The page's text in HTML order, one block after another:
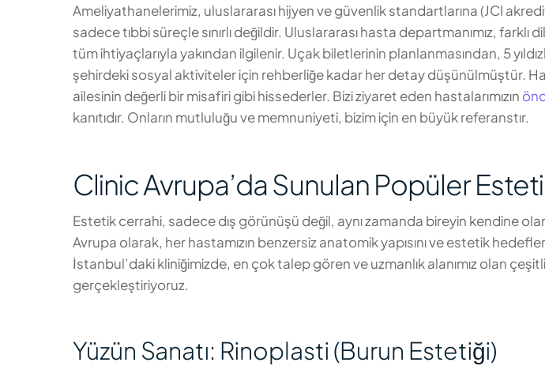
Ameliyathanelerimiz, uluslararası hijyen ve güvenlik standartlarına (JCI
sadece tıbbi süreçle sınırlı değildir. Uluslararası hasta departmanımız,
tüm ihtiyaçlarıyla yakından ilgilenir. Uçak biletlerinin planlanmasından, 5
şehirdeki sosyal aktiviteler için rehberliğe kadar her detay düşünülmüştür.
ailesinin değerli bir misafiri gibi hissederler. Bizi ziyaret eden hastalarımızın
kanıtıdır. Onların mutluluğu ve memnuniyeti, bizim için en büyük referanstır.
Clinic Avrupa’da Sunulan Popüler
Estetik cerrahi, sadece dış görünüşü değil, aynı zamanda bireyin kendine
Avrupa olarak, her hastamızın benzersiz anatomik yapısını ve estetik
İstanbul’daki kliniğimizde, en çok talep gören ve uzmanlık alanımız olan
gerçekleştiriyoruz.
Yüzün Sanatı: Rinoplasti (Burun Estetiği)